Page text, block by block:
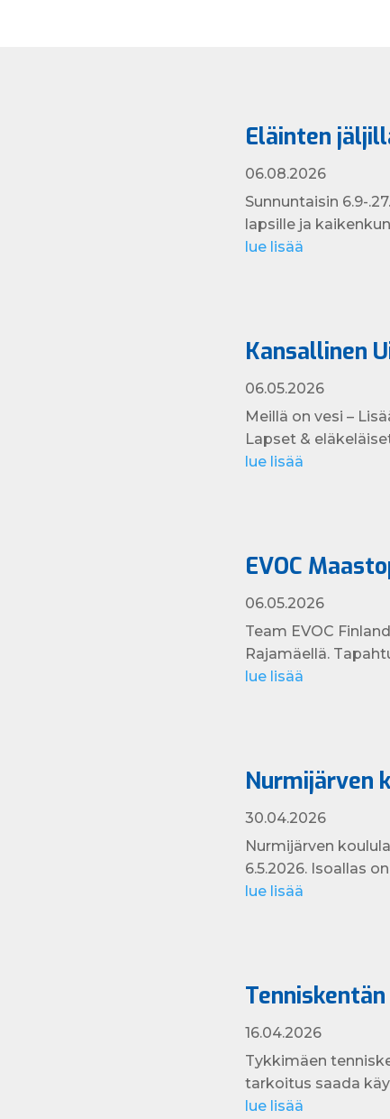
Eläinten
06.08.2026
Sunnuntaisin 6.9-
lapsille ja
lue lisää
Kansallinen
06.05.2026
Meillä on vesi –
Lapset &
lue lisää
EVOC
06.05.2026
Team EVOC
Rajamäellä.
lue lisää
Nurmijärven
30.04.2026
Nurmijärven
6.5.2026. Isoallas
lue lisää
16.04.2026
Tykkimäen
tarkoitus saada
lue lisää